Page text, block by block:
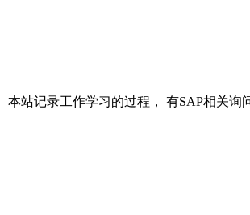
站记录工作学习的过程， 有SAP相关询